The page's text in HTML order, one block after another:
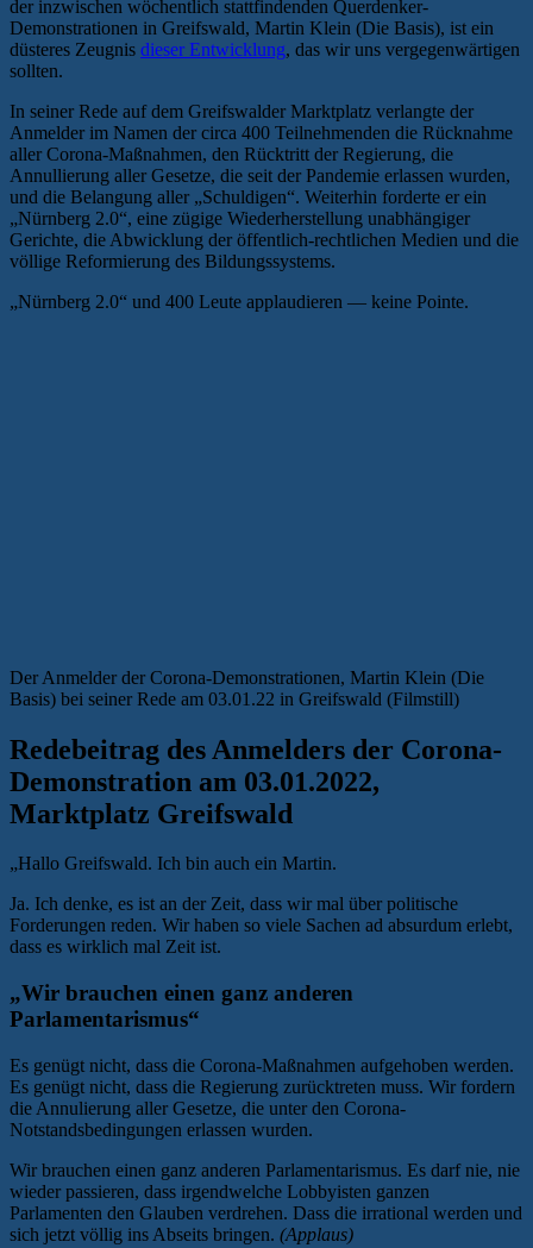
der inzwischen wöchentlich stattfindenden Querdenker-
Demonstrationen in Greifswald, Martin Klein (Die Basis), ist ein
düsteres Zeugnis dieser Entwicklung, das wir uns vergegenwärtigen
sollten.
In seiner Rede auf dem Greifswalder Marktplatz verlangte der
Anmelder im Namen der circa 400 Teilnehmenden die Rücknahme
aller Corona-Maßnahmen, den Rücktritt der Regierung, die
Annullierung aller Gesetze, die seit der Pandemie erlassen wurden,
und die Belangung aller „Schuldigen“. Weiterhin forderte er ein
„Nürnberg 2.0“, eine zügige Wiederherstellung unabhängiger
Gerichte, die Abwicklung der öffentlich-rechtlichen Medien und die
völlige Reformierung des Bildungssystems.
„Nürnberg 2.0“ und 400 Leute applaudieren — keine Pointe.
Der Anmelder der Corona-Demonstrationen, Martin Klein (Die
Basis) bei seiner Rede am 03.01.22 in Greifswald (Filmstill)
Redebeitrag des Anmelders der Corona-
Demonstration am 03.01.2022,
Marktplatz Greifswald
„Hallo Greifswald. Ich bin auch ein Martin.
Ja. Ich denke, es ist an der Zeit, dass wir mal über politische
Forderungen reden. Wir haben so viele Sachen ad absurdum erlebt,
dass es wirklich mal Zeit ist.
„Wir brauchen einen ganz anderen
Parlamentarismus“
Es genügt nicht, dass die Corona-Maßnahmen aufgehoben werden.
Es genügt nicht, dass die Regierung zurücktreten muss. Wir fordern
die Annulierung aller Gesetze, die unter den Corona-
Notstandsbedingungen erlassen wurden.
Wir brauchen einen ganz anderen Parlamentarismus. Es darf nie, nie
wieder passieren, dass irgendwelche Lobbyisten ganzen
Parlamenten den Glauben verdrehen. Dass die irrational werden und
sich jetzt völlig ins Abseits bringen. (Applaus)